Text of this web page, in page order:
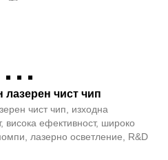
лазерен чист чип
чист чип, изходна
ефективност, широко
лазерно осветление, R&D